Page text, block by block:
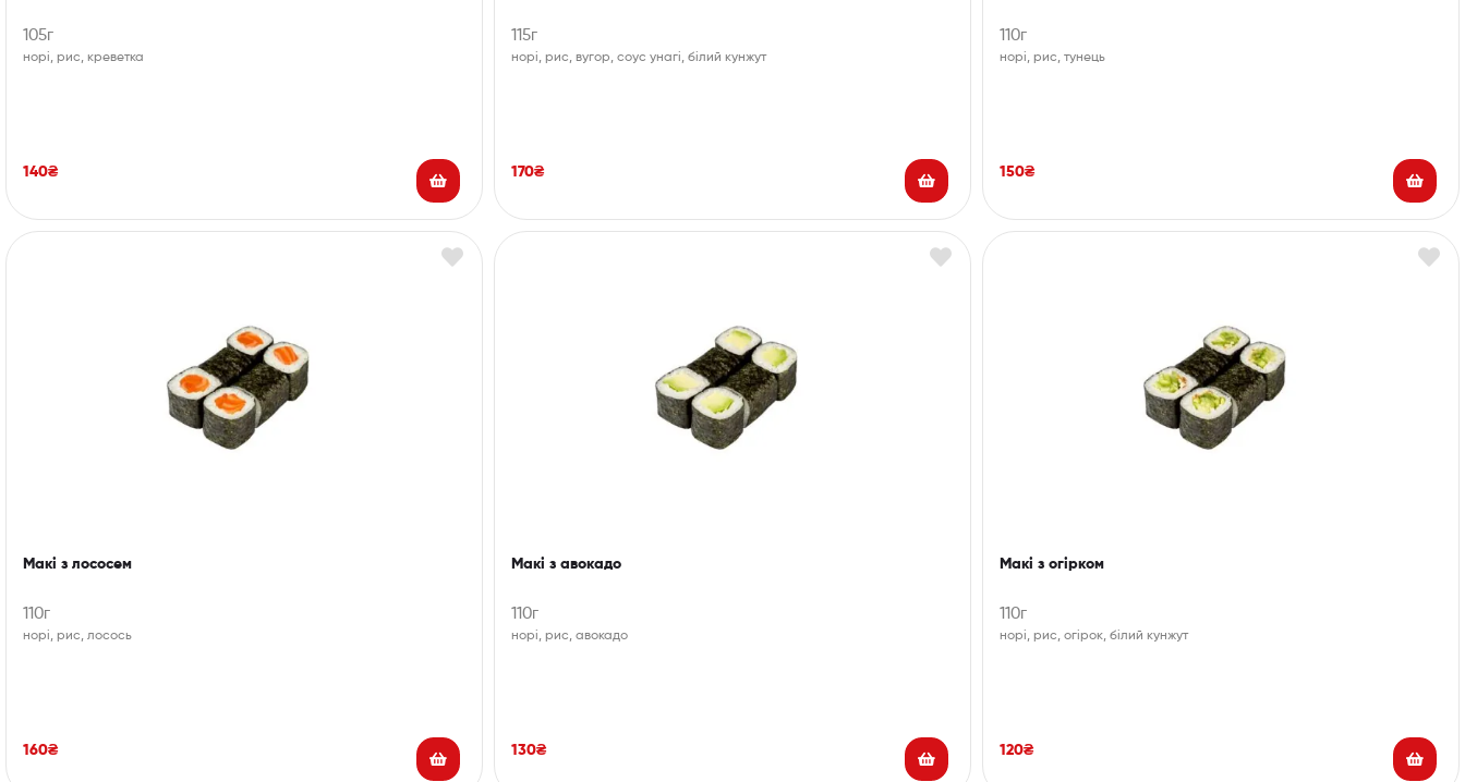
105г
норі, рис, креветка
140₴
115г
норі, рис, вугор, соус унагі, білий кунжут
170₴
110г
норі, рис, тунець
150₴
Макі з лососем
110г
норі, рис, лосось
160₴
Макі з авокадо
110г
норі, рис, авокадо
130₴
Макі з огірком
110г
норі, рис, огірок, білий кунжут
120₴